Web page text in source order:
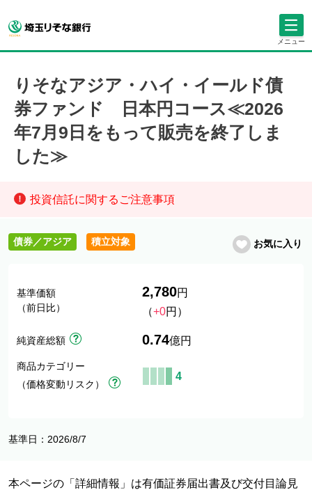
メニュー
りそなアジア・ハイ・イールド債
券ファンド 日本円コース≪2026
年7月9日をもって販売を終了しま
した≫
投資信託に関するご注意事項
債券／アジア 積立対象 お気に入り
基準価額
（前日比）
2,780円
（+0円）
純資産総額 0.74億円
商品カテゴリー
（価格変動リスク）
4
基準日：2026/8/7
本ページの「詳細情報」は有価証券届出書及び交付目論見